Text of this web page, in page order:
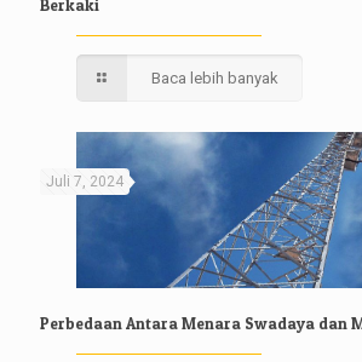
Berkaki
Baca lebih banyak
Juli 7, 2024
Perbedaan Antara Menara Swadaya dan